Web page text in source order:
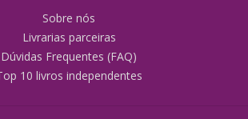
Sobre nós
Livrarias parceiras
Dúvidas Frequentes (FAQ)
10 livros independentes